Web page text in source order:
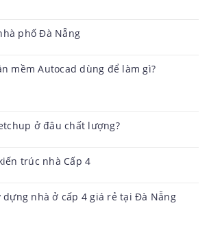
phố Đà Nẵng
mềm Autocad dùng để làm gì?
ở đâu chất lượng?
trúc nhà Cấp 4
dựng nhà ở cấp 4 giá rẻ tại Đà Nẵng